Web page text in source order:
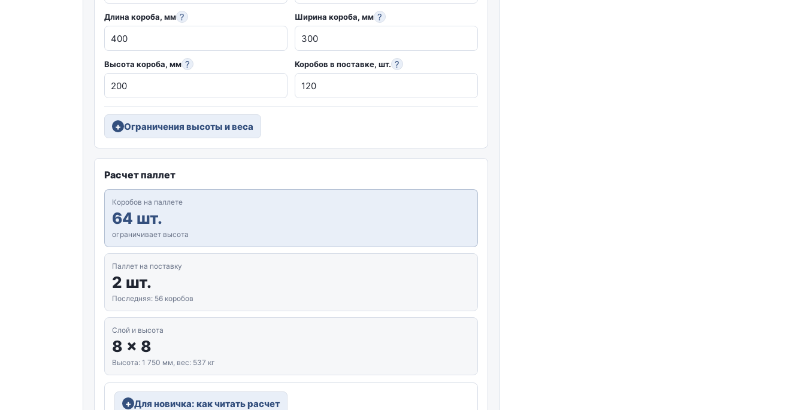
Длина короба, мм ? Ширина короба, мм ?
Высота короба, мм ? Коробов в поставке, шт. ?
Ограничения высоты и веса
Расчет паллет
Коробов на паллете
64 шт.
ограничивает высота
Паллет на поставку
2 шт.
Последняя: 56 коробов
Слой и высота
8 x 8
Высота: 1 750 мм, вес: 537 кг
Для новичка: как читать расчет